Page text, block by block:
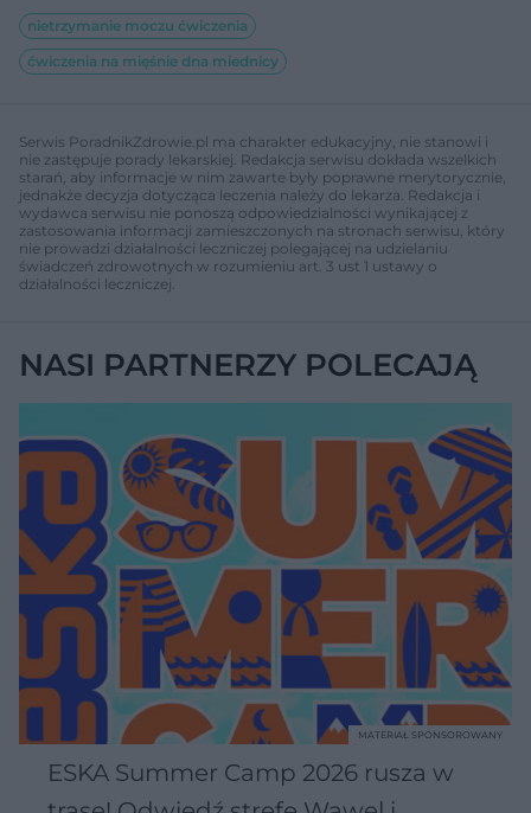
nietrzymanie moczu ćwiczenia
ćwiczenia na mięśnie dna miednicy
Serwis PoradnikZdrowie.pl ma charakter edukacyjny, nie stanowi i
nie zastępuje porady lekarskiej. Redakcja serwisu dokłada wszelkich
starań, aby informacje w nim zawarte były poprawne merytorycznie,
jednakże decyzja dotycząca leczenia należy do lekarza. Redakcja i
wydawca serwisu nie ponoszą odpowiedzialności wynikającej z
zastosowania informacji zamieszczonych na stronach serwisu, który
nie prowadzi działalności leczniczej polegającej na udzielaniu
świadczeń zdrowotnych w rozumieniu art. 3 ust 1 ustawy o
działalności leczniczej.
NASI PARTNERZY POLECAJĄ
ESKA Summer Camp 2026 rusza w
MATERIAŁ SPONSOROWANY